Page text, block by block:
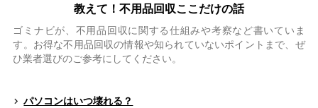
教えて！不用品回収ここだけの話
ゴミナビが、不用品回収に関する仕組みや考察など書いていま
す。お得な不用品回収の情報や知られていないポイントまで、ぜ
ひ業者選びのご参考にしてください。
パソコンはいつ壊れる？